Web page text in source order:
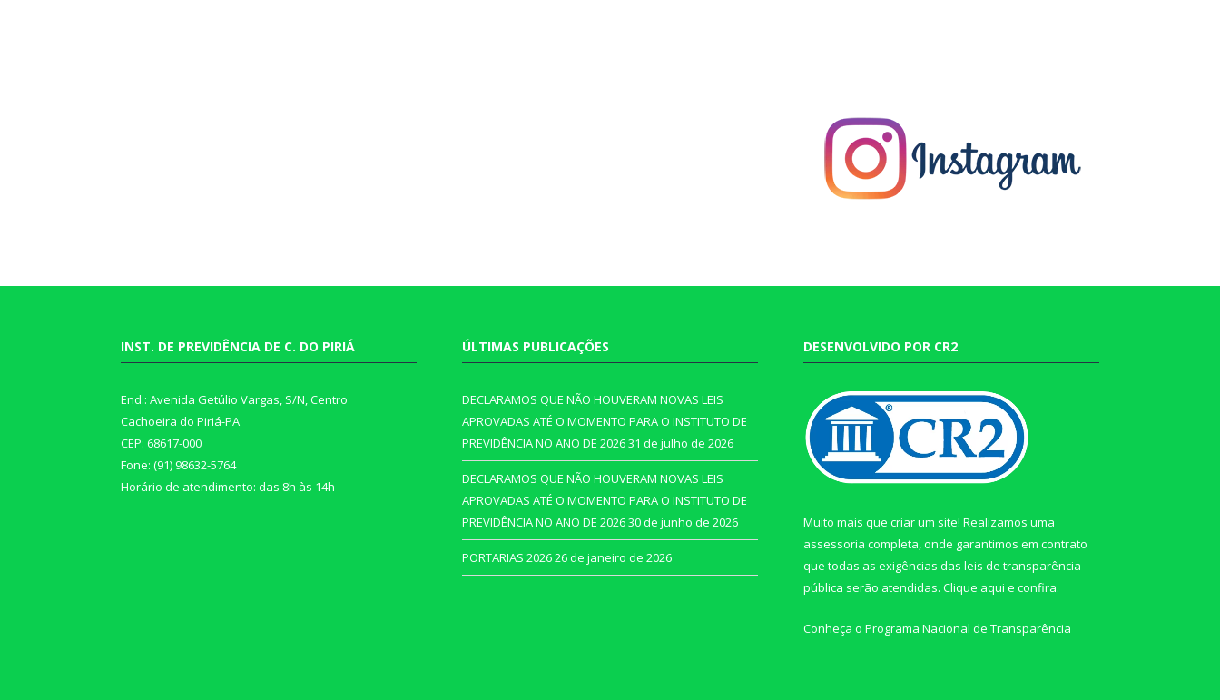
INST. DE PREVIDÊNCIA DE C. DO PIRIÁ
End.: Avenida Getúlio Vargas, S/N, Centro
Cachoeira do Piriá-PA
CEP: 68617-000
Fone: (91) 98632-5764
Horário de atendimento: das 8h às 14h
ÚLTIMAS PUBLICAÇÕES
DECLARAMOS QUE NÃO HOUVERAM NOVAS LEIS
APROVADAS ATÉ O MOMENTO PARA O INSTITUTO DE
PREVIDÊNCIA NO ANO DE 202631 de julho de 2026
DECLARAMOS QUE NÃO HOUVERAM NOVAS LEIS
APROVADAS ATÉ O MOMENTO PARA O INSTITUTO DE
PREVIDÊNCIA NO ANO DE 202630 de junho de 2026
PORTARIAS 202626 de janeiro de 2026
DESENVOLVIDO POR CR2
Muito mais que criar um site! Realizamos uma
assessoria completa, onde garantimos em contrato
que todas as exigências das leis de transparência
pública serão atendidas. Clique aqui e confira.
Conheça o Programa Nacional de Transparência